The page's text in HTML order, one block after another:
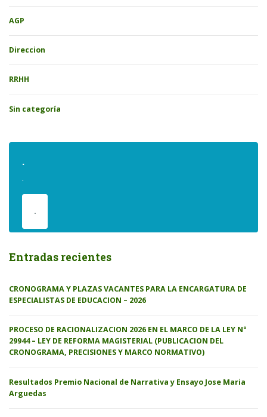
AGP
Direccion
RRHH
Sin categoría
.
.
.
Entradas recientes
CRONOGRAMA Y PLAZAS VACANTES PARA LA ENCARGATURA DE
ESPECIALISTAS DE EDUCACION – 2026
PROCESO DE RACIONALIZACION 2026 EN EL MARCO DE LA LEY N°
29944 – LEY DE REFORMA MAGISTERIAL (PUBLICACION DEL
CRONOGRAMA, PRECISIONES Y MARCO NORMATIVO)
Resultados Premio Nacional de Narrativa y Ensayo Jose Maria
Arguedas